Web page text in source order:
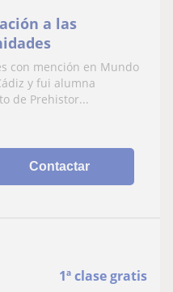
a las
con mención en Mundo
y fui alumna
de Prehistor...
Contactar
1ª clase gratis